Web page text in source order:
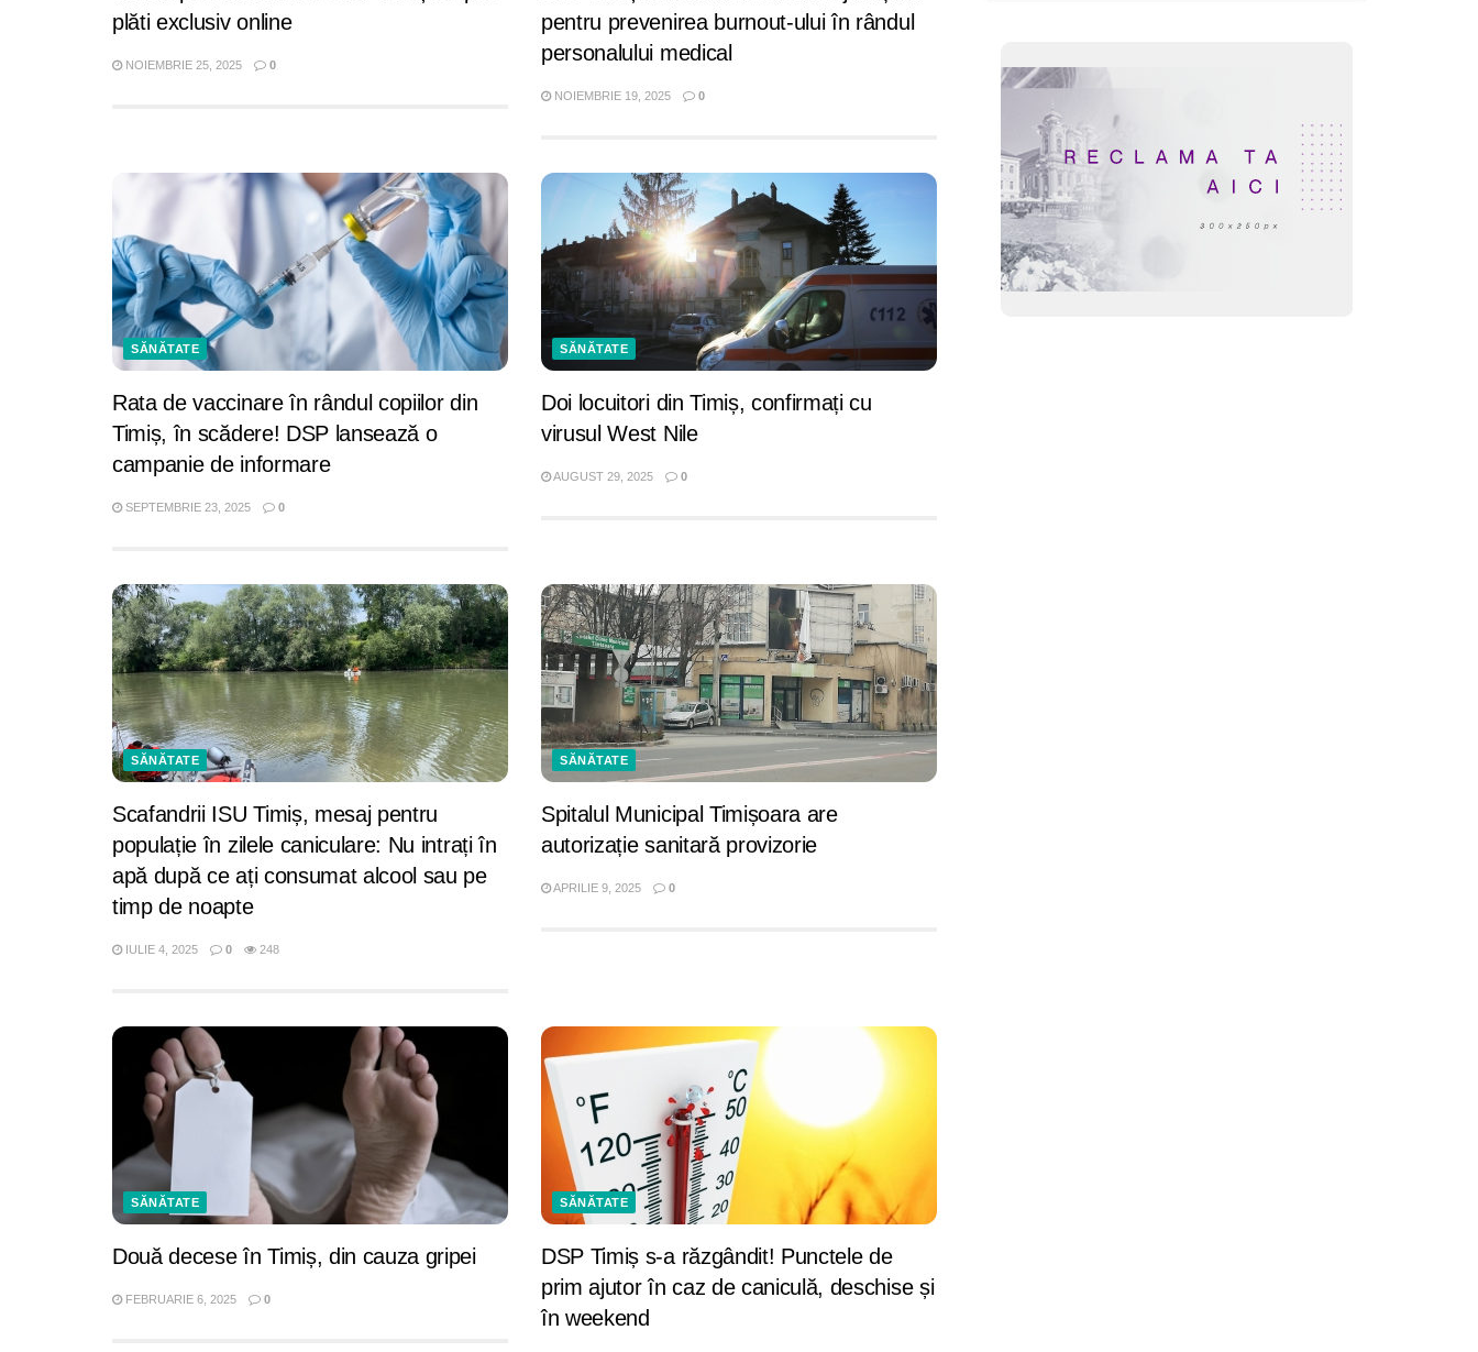
plăti exclusiv online
NOIEMBRIE 25, 2025 0
pentru prevenirea burnout-ului în rândul
personalului medical
NOIEMBRIE 19, 2025 0
SĂNĂTATE
Rata de vaccinare în rândul copiilor din
Timiș, în scădere! DSP lansează o
campanie de informare
SEPTEMBRIE 23, 2025 0
SĂNĂTATE
Doi locuitori din Timiș, confirmați cu
virusul West Nile
AUGUST 29, 2025 0
SĂNĂTATE
Scafandrii ISU Timiș, mesaj pentru
populație în zilele caniculare: Nu intrați în
apă după ce ați consumat alcool sau pe
timp de noapte
IULIE 4, 2025 0 248
SĂNĂTATE
Spitalul Municipal Timișoara are
autorizație sanitară provizorie
APRILIE 9, 2025 0
SĂNĂTATE
Două decese în Timiș, din cauza gripei
FEBRUARIE 6, 2025 0
SĂNĂTATE
DSP Timiș s-a răzgândit! Punctele de
prim ajutor în caz de caniculă, deschise și
în weekend